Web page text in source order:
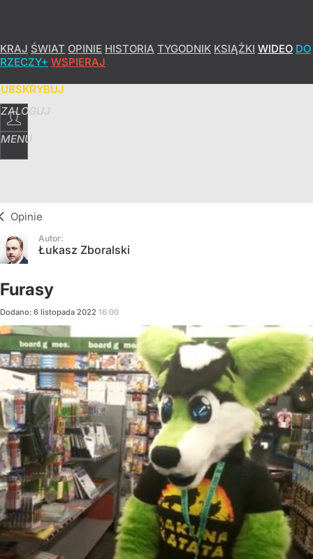
KRAJ ŚWIAT OPINIE HISTORIA TYGODNIK KSIĄŻKI WIDEO DO
RZECZY+ WSPIERAJ
ZALOGUJ
MENU
Opinie
Autor:
Łukasz Zboralski
Furasy
Dodano: 6 listopada 2022 16:00